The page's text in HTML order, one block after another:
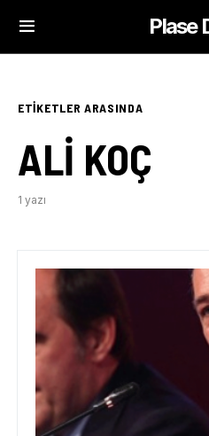
Plase
ETIKETLER ARASINDA
ALI KOÇ
1 yazı